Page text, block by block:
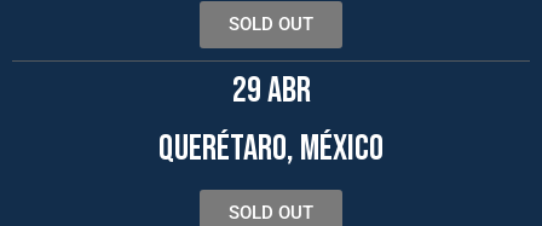
SOLD OUT
29 ABR
QUERÉTARO, MÉXICO
SOLD OUT